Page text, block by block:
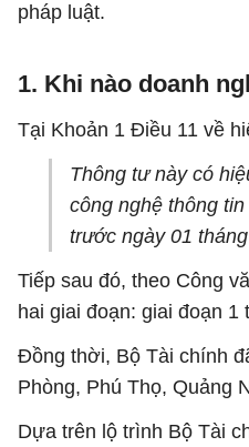
pháp luật.
1. Khi nào doanh
Tại Khoản 1 Điều 11 về
Thông tư này có
công nghệ thông
trước ngày 01
Tiếp sau đó, theo Công
hai giai đoạn: giai đoạn
Đồng thời, Bộ Tài chính
Phòng, Phú Thọ, Quảng
Dựa trên lộ trình Bộ Tài